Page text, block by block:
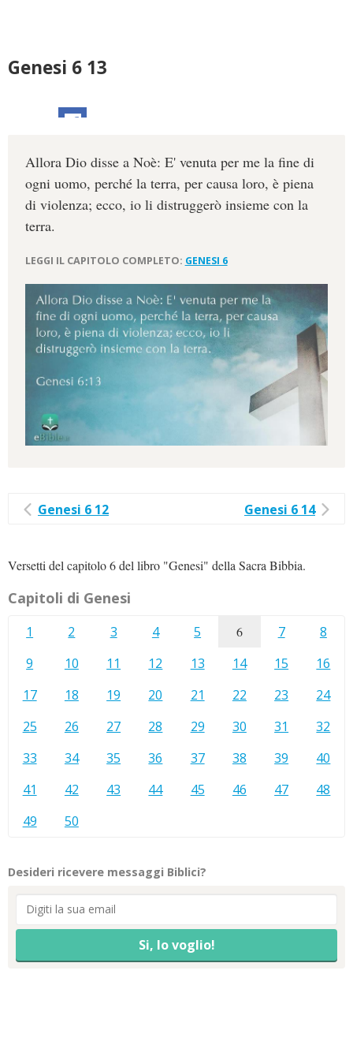
Genesi 6 13
Allora Dio disse a Noè: E' venuta per me la fine di
ogni uomo, perché la terra, per causa loro, è piena
di violenza; ecco, io li distruggerò insieme con la
terra.
LEGGI IL CAPITOLO COMPLETO: GENESI 6
Genesi 6 12 Genesi 6 14
Versetti del capitolo 6 del libro "Genesi" della Sacra Bibbia.
Capitoli di Genesi
1 2 3 4 5 6 7
8
9
10 11 12 13 14 15
16
17
18 19 20 21 22 23
24
25
26 27 28 29 30 31
32
33
34 35 36 37 38 39
40
41
42 43 44 45 46 47
48
49
50
Desideri ricevere messaggi Biblici?